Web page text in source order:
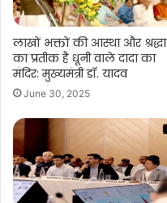
लाखों भक्तों की आस्था और श्रद्धा
का प्रतीक है धूनी वाले दादा का
मंदिर: मुख्यमंत्री डॉ. यादव
June 30, 2025